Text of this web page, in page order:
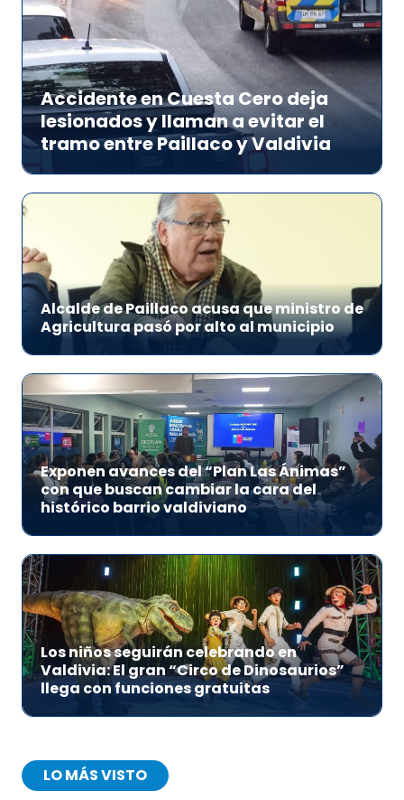
Accidente en Cuesta Cero deja
lesionados y llaman a evitar el
tramo entre Paillaco y Valdivia
Alcalde de Paillaco acusa que ministro de
Agricultura pasó por alto al municipio
Exponen avances del “Plan Las Ánimas”
con que buscan cambiar la cara del
histórico barrio valdiviano
Los niños seguirán celebrando en
Valdivia: El gran “Circo de Dinosaurios”
llega con funciones gratuitas
LO MÁS VISTO